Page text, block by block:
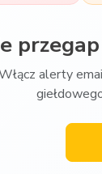
alerty